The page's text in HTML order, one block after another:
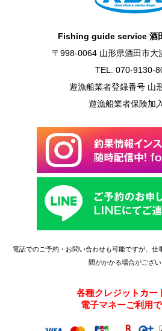
Fishing guide service 酒
〒998-0064 山形県酒田市大
TEL. 070-9130-
遊漁船業者登録番号 山
遊漁船業者保険加
電話でのご予約・お問い合わせも可能ですが、仕
間がかかる場合がござい
各種クレジットカー
電子マネーご利用